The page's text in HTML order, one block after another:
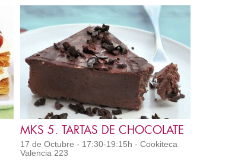
MKS 5. TARTAS DE CHOCOLATE
17 de Octubre - 17:30-19:15h - Cookiteca
Valencia 223